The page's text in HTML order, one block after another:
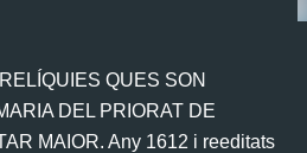
QUES SON
DEL PRIORAT DE
MAIOR. Any 1612 i reeditats